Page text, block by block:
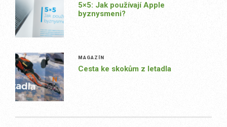
5×5: Jak používají Apple
byznysmeni?
MAGAZÍN
Cesta ke skokům z letadla